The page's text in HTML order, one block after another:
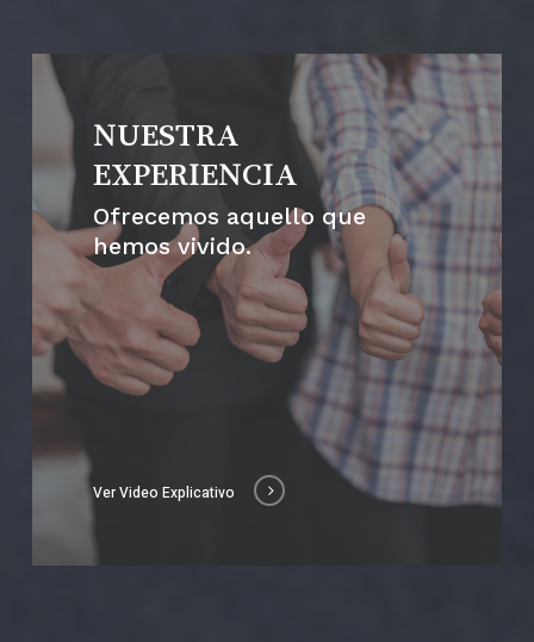
NUESTRA
EXPERIENCIA
Ofrecemos aquello que
hemos vivido.
Ver Video Explicativo